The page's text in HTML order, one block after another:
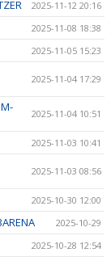
2025-11-12 20:16
2025-11-08 18:38
2025-11-05 15:23
2025-11-04 17:29
2025-11-04 10:51
2025-11-03 10:41
2025-11-03 08:56
2025-10-30 12:00
2025-10-29
2025-10-28 12:54